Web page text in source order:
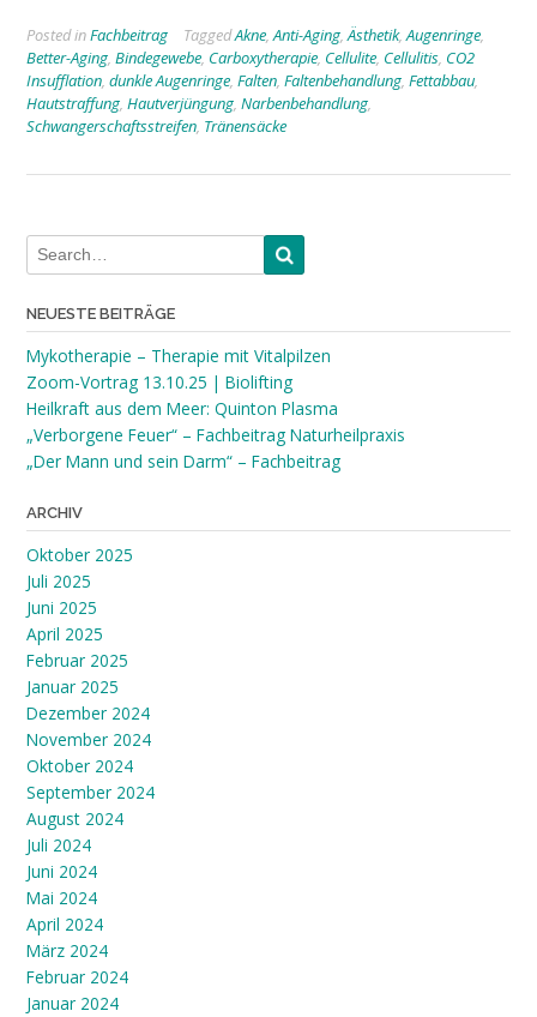
Posted inFachbeitrag TaggedAkne,Anti-Aging,Ästhetik,Augenringe,
Better-Aging, Bindegewebe, Carboxytherapie, Cellulite, Cellulitis, CO2
Insufflation, dunkle Augenringe, Falten, Faltenbehandlung, Fettabbau,
Hautstraffung, Hautverjüngung, Narbenbehandlung,
Schwangerschaftsstreifen, Tränensäcke
NEUESTE BEITRÄGE
Mykotherapie – Therapie mit Vitalpilzen
Zoom-Vortrag 13.10.25 | Biolifting
Heilkraft aus dem Meer: Quinton Plasma
„Verborgene Feuer“ – Fachbeitrag Naturheilpraxis
„Der Mann und sein Darm“ – Fachbeitrag
ARCHIV
Oktober 2025
Juli 2025
Juni 2025
April 2025
Februar 2025
Januar 2025
Dezember 2024
November 2024
Oktober 2024
September 2024
August 2024
Juli 2024
Juni 2024
Mai 2024
April 2024
März 2024
Februar 2024
Januar 2024